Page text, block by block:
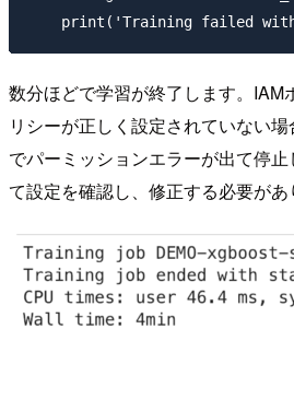
数分ほどで学習が終了します。IAM
リシーが正しく設定されていない
でパーミッションエラーが出て停
て設定を確認し、修正する必要があ